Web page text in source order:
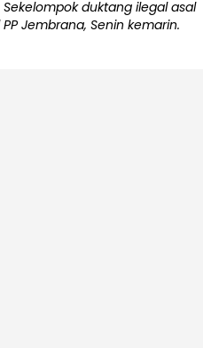
Sekelompok duktang ilegal asal
Jembrana, Senin kemarin.